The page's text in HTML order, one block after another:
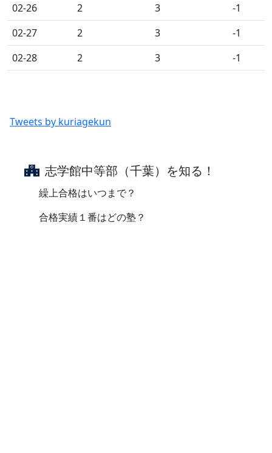
02-26
2 3
-1
02-27
2 3
-1
02-28
2 3 -1
Tweets by kuriagekun
志学館中等部（千葉）を知る！
繰上合格はいつまで？
合格実績１番はどの塾？